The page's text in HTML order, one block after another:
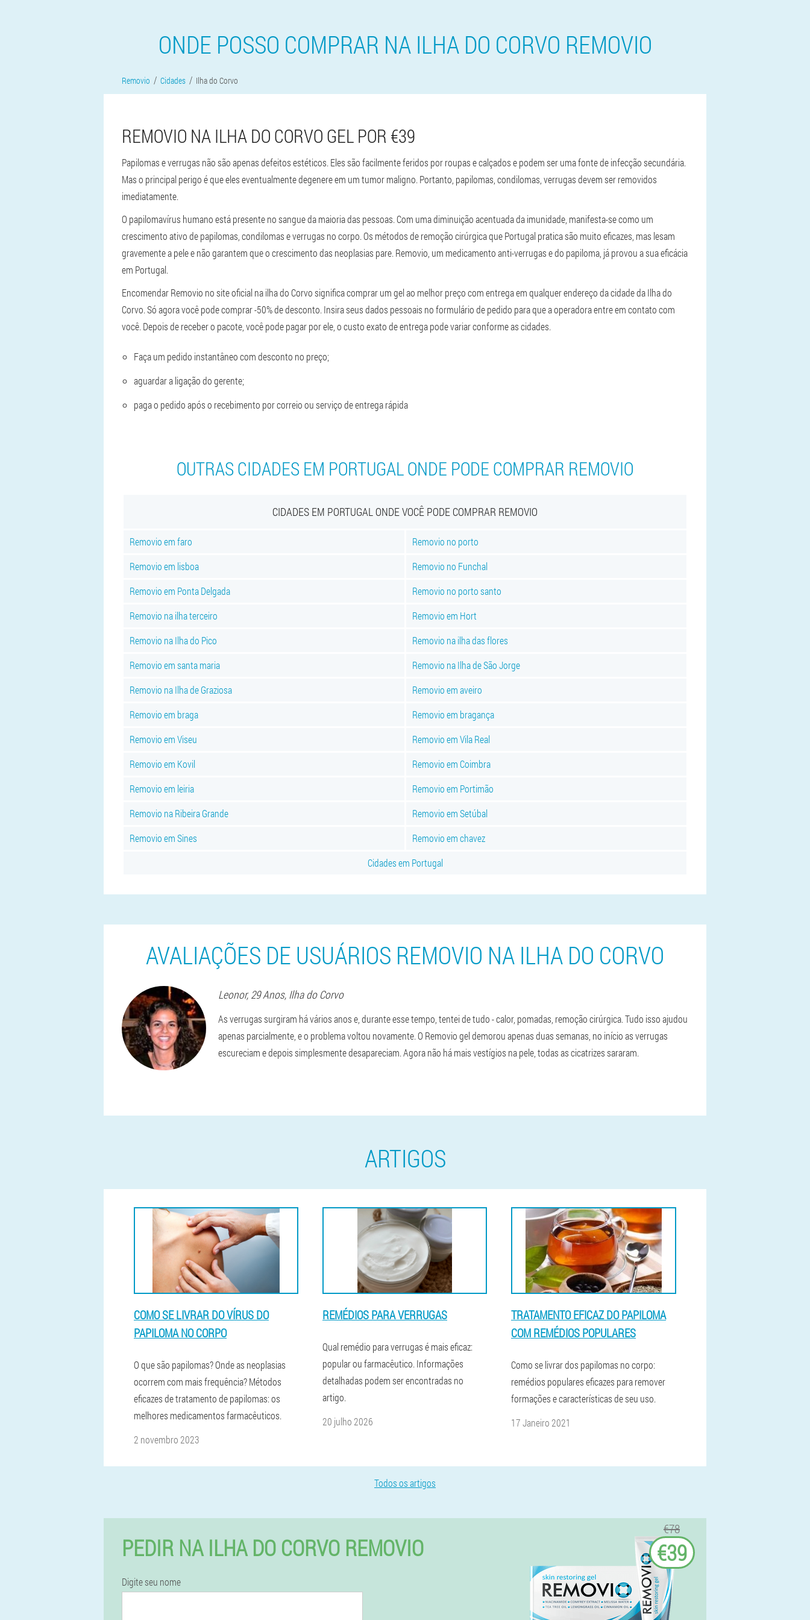
ONDE POSSO COMPRAR NA ILHA DO CORVO REMOVIO
Removio Cidades Ilha do Corvo
REMOVIO NA ILHA DO CORVO GEL POR €39
Papilomas e verrugas não são apenas defeitos estéticos. Eles são facilmente feridos por roupas e calçados e podem ser uma fonte de infecção secundária.
Mas o principal perigo é que eles eventualmente degenere em um tumor maligno. Portanto, papilomas, condilomas, verrugas devem ser removidos
imediatamente.
O papilomavírus humano está presente no sangue da maioria das pessoas. Com uma diminuição acentuada da imunidade, manifesta-se como um
crescimento ativo de papilomas, condilomas e verrugas no corpo. Os métodos de remoção cirúrgica que Portugal pratica são muito eficazes, mas lesam
gravemente a pele e não garantem que o crescimento das neoplasias pare. Removio, um medicamento anti-verrugas e do papiloma, já provou a sua eficácia
em Portugal.
Encomendar Removio no site oficial na ilha do Corvo significa comprar um gel ao melhor preço com entrega em qualquer endereço da cidade da Ilha do
Corvo. Só agora você pode comprar -50% de desconto. Insira seus dados pessoais no formulário de pedido para que a operadora entre em contato com
você. Depois de receber o pacote, você pode pagar por ele, o custo exato de entrega pode variar conforme as cidades.
Faça um pedido instantâneo com desconto no preço;
aguardar a ligação do gerente;
paga o pedido após o recebimento por correio ou serviço de entrega rápida
OUTRAS CIDADES EM PORTUGAL ONDE PODE COMPRAR REMOVIO
CIDADES EM PORTUGAL ONDE VOCÊ PODE COMPRAR REMOVIO
Removio em faro
Removio no porto
Removio em lisboa
Removio no Funchal
Removio em Ponta Delgada
Removio no porto santo
Removio na ilha terceiro
Removio em Hort
Removio na Ilha do Pico
Removio na ilha das flores
Removio em santa maria
Removio na Ilha de São Jorge
Removio na Ilha de Graziosa
Removio em aveiro
Removio em braga
Removio em bragança
Removio em Viseu
Removio em Vila Real
Removio em Kovil
Removio em Coimbra
Removio em leiria
Removio em Portimão
Removio na Ribeira Grande
Removio em Setúbal
Removio em Sines
Removio em chavez
Cidades em Portugal
AVALIAÇÕES DE USUÁRIOS REMOVIO NA ILHA DO CORVO
Leonor, 29 Anos, Ilha do Corvo
As verrugas surgiram há vários anos e, durante esse tempo, tentei de tudo - calor, pomadas, remoção cirúrgica. Tudo isso ajudou
apenas parcialmente, e o problema voltou novamente. O Removio gel demorou apenas duas semanas, no início as verrugas
escureciam e depois simplesmente desapareciam. Agora não há mais vestígios na pele, todas as cicatrizes sararam.
ARTIGOS
COMO SE LIVRAR DO VÍRUS DO
PAPILOMA NO CORPO
O que são papilomas? Onde as neoplasias
ocorrem com mais frequência? Métodos
eficazes de tratamento de papilomas: os
melhores medicamentos farmacêuticos.
2 novembro 2023
REMÉDIOS PARA VERRUGAS
Qual remédio para verrugas é mais eficaz:
popular ou farmacêutico. Informações
detalhadas podem ser encontradas no
artigo.
20 julho 2026
TRATAMENTO EFICAZ DO PAPILOMA
COM REMÉDIOS POPULARES
Como se livrar dos papilomas no corpo:
remédios populares eficazes para remover
formações e características de seu uso.
17 Janeiro 2021
Todos os artigos
PEDIR NA ILHA DO CORVO REMOVIO
Digite seu nome
€78
€39